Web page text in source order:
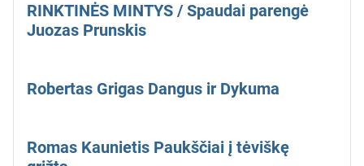
RINKTINĖS MINTYS / Spaudai parengė
Juozas Prunskis
Robertas Grigas Dangus ir Dykuma
Romas Kaunietis Paukščiai į tėviškę